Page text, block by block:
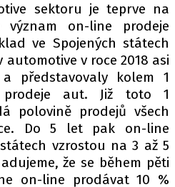
sektoru je teprve na
on-line prodeje
ve Spojených státech
v roce 2018 asi
představovaly kolem 1
prodeje aut. Již toto 1
polovině prodejů všech
Do 5 let pak on-line
vzrostou na 3 až 5
že se během pěti
on-line prodávat 10 %